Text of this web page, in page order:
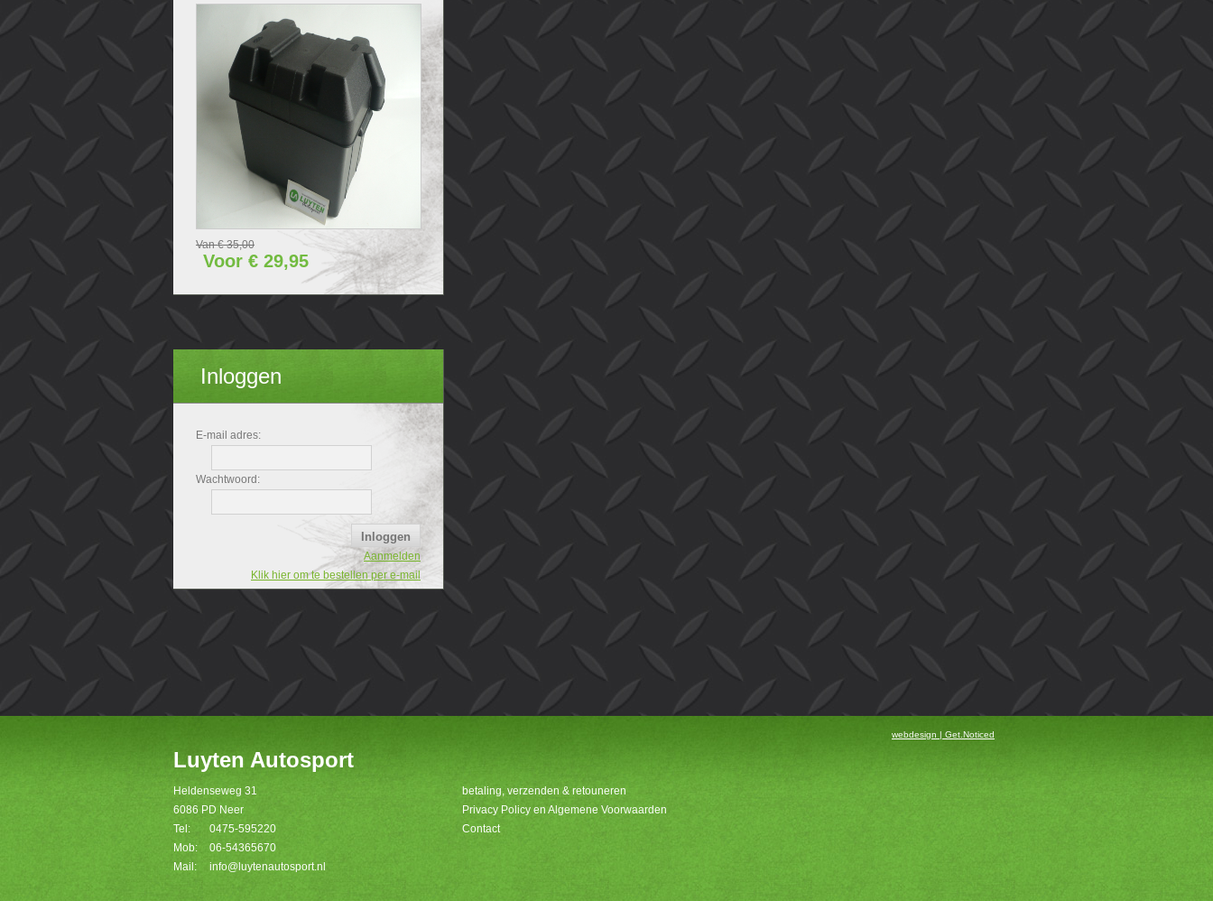
exclusief deksel): - Zonder handvatten L x B x
H (mm) 290x200x210 - Met handvatten L x B
x H (mm) 340x200x210. Buitenkant (Totale
afmetingen accubak inclusief deksel): L x B x
H (mm) 340x240x280.
Van € 35,00
Voor € 29,95
Inloggen
E-mail adres:
Wachtwoord:
Aanmelden
Klik hier om te bestellen per e-mail
Luyten Autosport
Heldenseweg 31
6086 PD Neer
Tel:
0475-595220
Mob:
06-54365670
Mail:
info@luytenautosport.nl
betaling, verzenden & retouneren
Privacy Policy en Algemene Voorwaarden
Contact
webdesign | Get.Noticed